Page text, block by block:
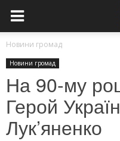
Новини громад
Новини громад
На 90-му
Герой
Лук’яненко